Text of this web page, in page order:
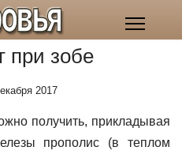
при зобе
2017
получить, прикладывая
прополис (в теплом